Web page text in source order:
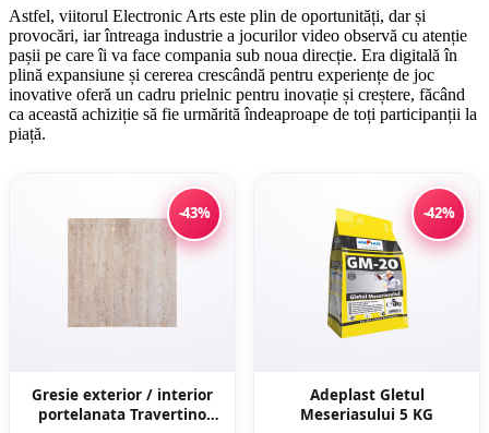
Astfel, viitorul Electronic Arts este plin de oportunități, dar și
provocări, iar întreaga industrie a jocurilor video observă cu atenție
pașii pe care îi va face compania sub noua direcție. Era digitală în
plină expansiune și cererea crescândă pentru experiențe de joc
inovative oferă un cadru prielnic pentru inovație și creștere, făcând
ca această achiziție să fie urmărită îndeaproape de toți participanții la
piață.
-43%
Gresie exterior / interior
portelanata Travertino
-42%
Adeplast Gletul
Meseriasului 5 KG